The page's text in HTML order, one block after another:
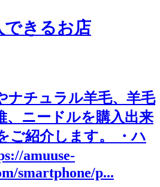
できるお店
ナチュラル羊毛、羊毛
、ニードルを購入出来
ご紹介します。 ・ハ
amuuse-
smartphone/p...